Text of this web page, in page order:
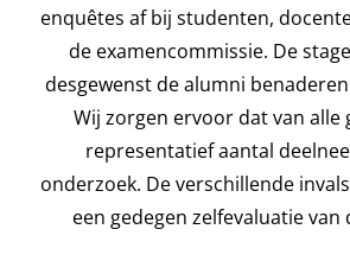
enquêtes af bij studenten,
de examencommissie. De
desgewenst de alumni
Wij zorgen ervoor dat van alle
representatief aantal
onderzoek. De verschillende
een gedegen zelfevaluatie van